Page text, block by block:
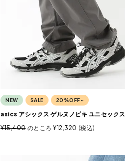
NEW SALE 20%OFF~
asics アシックス ゲルヌノビキ ユニセックス
¥15,400 のところ ¥12,320 税込